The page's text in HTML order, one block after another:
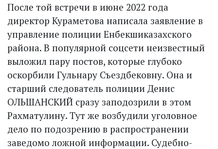
После той встречи в июне 2022 года
директор Кураметова написала заявление в
управление полиции Енбекшиказахского
района. В популярной соцсети неизвестный
выложил пару постов, которые глубоко
оскорбили Гульнару Съездбековну. Она и
старший следователь полиции Денис
ОЛЬШАНСКИЙ сразу заподозрили в этом
Рахматулину. Тут же возбудили уголовное
дело по подозрению в распространении
заведомо ложной информации. Судебно-